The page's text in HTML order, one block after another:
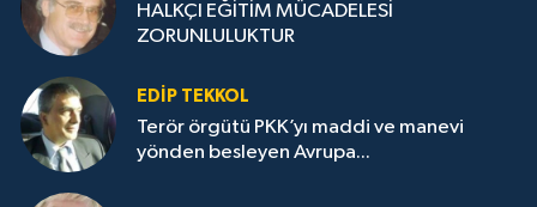
HALKÇI EĞİTİM MÜCADELESİ
ZORUNLULUKTUR
EDIP TEKKOL
Terör örgütü PKK’yı maddi ve manevi
yönden besleyen Avrupa...